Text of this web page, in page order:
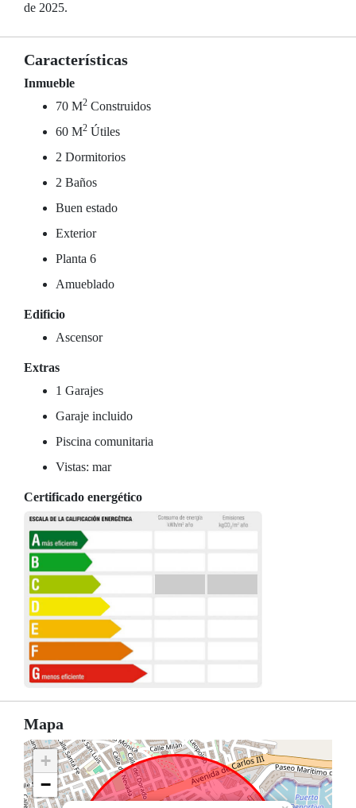
de 2025.
Características
Inmueble
70 M2 Construidos
60 M2 Útiles
2 Dormitorios
2 Baños
Buen estado
Exterior
Planta 6
Amueblado
Edificio
Ascensor
Extras
1 Garajes
Garaje incluido
Piscina comunitaria
Vistas: mar
Certificado energético
Mapa
+
−